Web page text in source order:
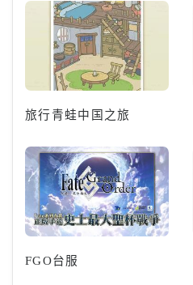
旅行青蛙中国之旅
FGO台服